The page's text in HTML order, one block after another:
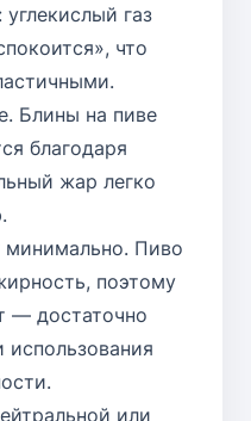
газ
что
Блины на пиве
благодаря
жар легко
минимально. Пиво
поэтому
— достаточно
использования
или